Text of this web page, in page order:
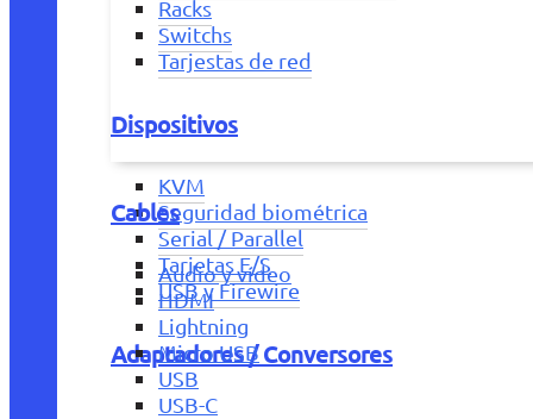
Racks
Switchs
Tarjestas de red
Dispositivos
KVM
Seguridad biométrica
Serial / Parallel
Tarjetas E/S
USB y Firewire
Adaptadores / Conversores
Cables
Audio y vídeo
HDMI
Lightning
Micro USB
USB
USB-C